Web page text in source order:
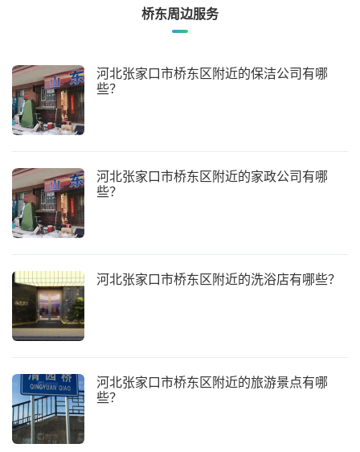
桥东周边服务
河北张家口市桥东区附近的保洁公司有哪
些？
河北张家口市桥东区附近的家政公司有哪
些？
河北张家口市桥东区附近的洗浴店有哪些？
河北张家口市桥东区附近的旅游景点有哪
些？